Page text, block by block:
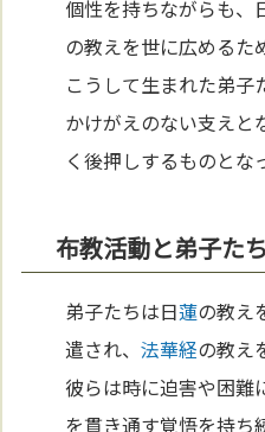
個性を持ちながらも、
の教えを世に広めるた
こうして生まれた弟子
かけがえのない支えと
く後押しするものとな
布教活動と弟子た
弟子たちは日蓮の教え
遣され、法華経の教え
彼らは時に迫害や困難
を貫き通す覚悟を持ち